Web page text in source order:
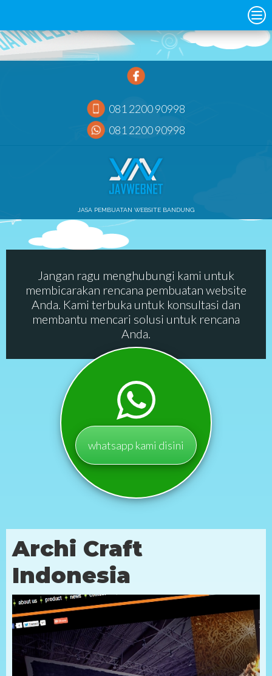
081 2200 90998
081 2200 90998
JASA PEMBUATAN WEBSITE BANDUNG
Jangan ragu menghubungi kami untuk
membicarakan rencana pembuatan website
Anda. Kami terbuka untuk konsultasi dan
membantu mencari solusi untuk rencana
Anda.
whatsapp kami disini
Archi Craft
Indonesia